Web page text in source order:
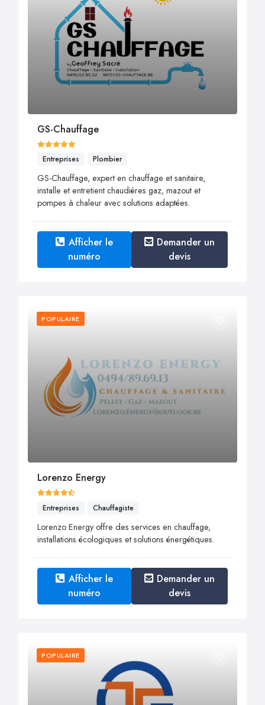
GS-Chauffage
Entreprises Plombier
GS-Chauffage, expert en chauffage et sanitaire,
installe et entretient chaudières gaz, mazout et
pompes à chaleur avec solutions adaptées.
Afficher le
numéro
Demander un
devis
POPULAIRE
Lorenzo Energy
Entreprises Chauffagiste
Lorenzo Energy offre des services en chauffage,
installations écologiques et solutions énergétiques.
Afficher le
numéro
Demander un
devis
POPULAIRE